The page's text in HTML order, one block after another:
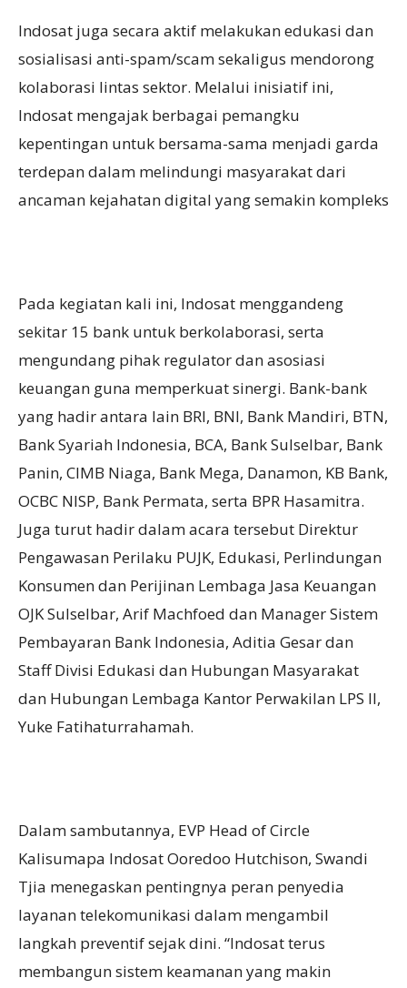
Indosat juga secara aktif melakukan edukasi dan
sosialisasi anti-spam/scam sekaligus mendorong
kolaborasi lintas sektor. Melalui inisiatif ini,
Indosat mengajak berbagai pemangku
kepentingan untuk bersama-sama menjadi garda
terdepan dalam melindungi masyarakat dari
ancaman kejahatan digital yang semakin kompleks
Pada kegiatan kali ini, Indosat menggandeng
sekitar 15 bank untuk berkolaborasi, serta
mengundang pihak regulator dan asosiasi
keuangan guna memperkuat sinergi. Bank-bank
yang hadir antara lain BRI, BNI, Bank Mandiri, BTN,
Bank Syariah Indonesia, BCA, Bank Sulselbar, Bank
Panin, CIMB Niaga, Bank Mega, Danamon, KB Bank,
OCBC NISP, Bank Permata, serta BPR Hasamitra.
Juga turut hadir dalam acara tersebut Direktur
Pengawasan Perilaku PUJK, Edukasi, Perlindungan
Konsumen dan Perijinan Lembaga Jasa Keuangan
OJK Sulselbar, Arif Machfoed dan Manager Sistem
Pembayaran Bank Indonesia, Aditia Gesar dan
Staff Divisi Edukasi dan Hubungan Masyarakat
dan Hubungan Lembaga Kantor Perwakilan LPS II,
Yuke Fatihaturrahamah.
Dalam sambutannya, EVP Head of Circle
Kalisumapa Indosat Ooredoo Hutchison, Swandi
Tjia menegaskan pentingnya peran penyedia
layanan telekomunikasi dalam mengambil
langkah preventif sejak dini. “Indosat terus
membangun sistem keamanan yang makin